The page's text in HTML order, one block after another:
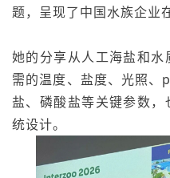
题，呈现了中国水族企业
她的分享从人工海盐和
需的温度、盐度、光照、
盐、磷酸盐等关键参数
统设计。